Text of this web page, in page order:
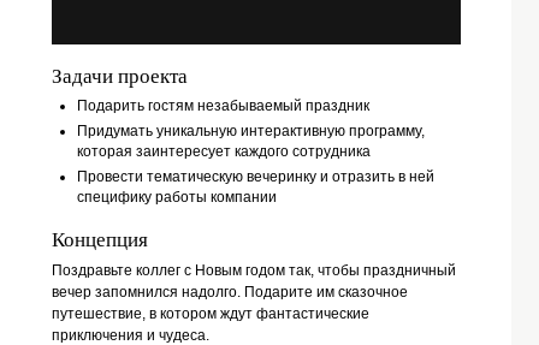
Задачи проекта
Подарить гостям незабываемый праздник
Придумать уникальную интерактивную программу,
которая заинтересует каждого сотрудника